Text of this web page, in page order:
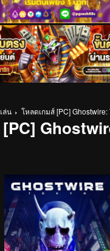
ล่น โหลดเกมส์ [PC] Ghostwire: